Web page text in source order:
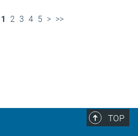
1 2 3 4 5 > >>
TOP